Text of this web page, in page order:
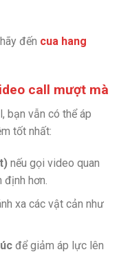
đến cua hang
call mượt mà
bạn vẫn có thể áp
tốt nhất:
nếu gọi video quan
hơn.
xa các vật cản như
để giảm áp lực lên